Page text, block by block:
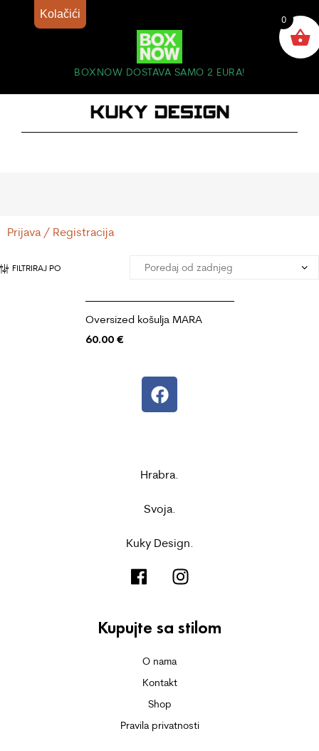
BOXNOW DOSTAVA SAMO 2 EURA!
Prijava / Registracija
FILTRIRAJ PO
Oversized košulja MARA
60.00 €
Hrabra.
Svoja.
Kuky Design.
Kupujte sa stilom
O nama
Kontakt
Shop
Pravila privatnosti
0
Kolačići